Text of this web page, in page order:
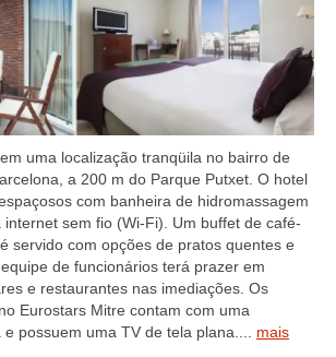
uma localização tranqüila no bairro de
​​a 200 m do Parque Putxet. O hotel
com banheira de hidromassagem
sem fio (Wi-Fi). Um buffet de café-
servido com opções de pratos quentes e
de funcionários terá prazer em
e restaurantes nas imediações. Os
Eurostars Mitre contam com uma
possuem uma TV de tela plana.... mais